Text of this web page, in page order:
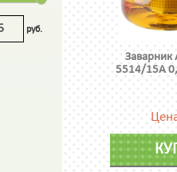
руб.
Заварник
5514/15A